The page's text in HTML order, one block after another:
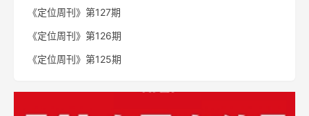
《定位周刊》第127期
《定位周刊》第126期
《定位周刊》第125期